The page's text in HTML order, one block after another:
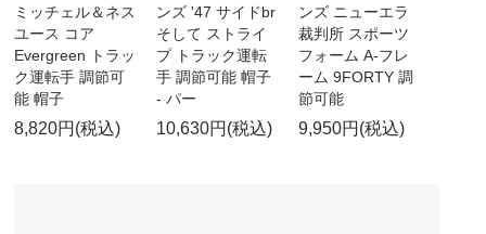
ミッチェル＆ネス
ユース コア
Evergreen トラッ
ク運転手 調節可
能 帽子
8,820円(税込)
ンズ '47 サイドbr
そして ストライ
プ トラック運転
手 調節可能 帽子
- パー
10,630円(税込)
ンズ ニューエラ
裁判所 スポーツ
フォーム A-フレ
ーム 9FORTY 調
節可能
9,950円(税込)